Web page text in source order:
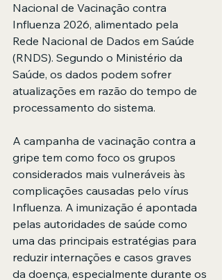
Nacional de Vacinação contra
Influenza 2026, alimentado pela
Rede Nacional de Dados em Saúde
(RNDS). Segundo o Ministério da
Saúde, os dados podem sofrer
atualizações em razão do tempo de
processamento do sistema.
A campanha de vacinação contra a
gripe tem como foco os grupos
considerados mais vulneráveis às
complicações causadas pelo vírus
Influenza. A imunização é apontada
pelas autoridades de saúde como
uma das principais estratégias para
reduzir internações e casos graves
da doença, especialmente durante os